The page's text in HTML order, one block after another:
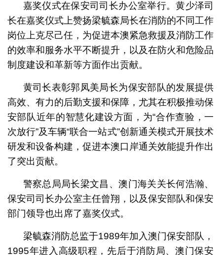
嘉奖仪式在保安司司长办公室举行。黄少泽司
长在嘉奖仪式上赞扬梁毓森局长在消防的不同工作
岗位上克尽己任，为促进本澳紧急救援及消防工作
的效率和服务水平不断提升，以及在防火和危险品
制度建设和革新等方面作出贡献。
黄司长表彰郭凤美局长为保安部队的发展提供
高效、有力的后勤支援和保障，尤其在积极推动保
安部队近年的智慧化建设方面，为“合作查验，一
次放行”及车辆“联合一站式”创新通关模式开展技术
研发和设备构建，促进本澳口岸通关效能提升作出
了突出贡献。
警察总局局长梁文昌、澳门海关关长何浩瀚、
保安司司长办公室主任曾翔，以及保安部队和保安
部门领导也出席了嘉奖仪式。
梁毓森消防总监于1989年加入澳门保安部队，
1995年进入高级职程，先后于消防局、澳门保安